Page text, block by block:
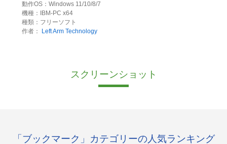
動作OS：Windows 11/10/8/7
機種：IBM-PC x64
種類：フリーソフト
作者：
Left Arm Technology
スクリーンショット
「ブックマーク」カテゴリーの人気ランキング